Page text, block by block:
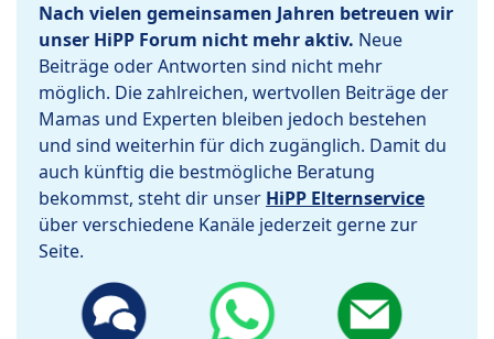
Nach vielen gemeinsamen Jahren betreuen wir
unser HiPP Forum nicht mehr aktiv. Neue
Beiträge oder Antworten sind nicht mehr
möglich. Die zahlreichen, wertvollen Beiträge der
Mamas und Experten bleiben jedoch bestehen
und sind weiterhin für dich zugänglich. Damit du
auch künftig die bestmögliche Beratung
bekommst, steht dir unser HiPP Elternservice
über verschiedene Kanäle jederzeit gerne zur
Seite.